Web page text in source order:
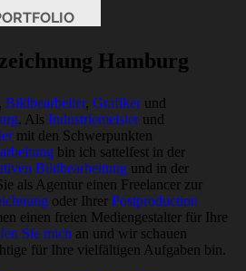
Hamburg
Bildbearbeiter, Grafikerund
. Als Industriemeisterund
mit den Schwerpunkten
bin ich sattelfest in der
Bildbearbeitung und in der
als Agentur einen Freelancer zur
oder Ihrer Postproduction
einen freien Mediengestalter für Ihre
Sie mich an und wir schauen
für Ihre vielfältigen Aufgaben bin.